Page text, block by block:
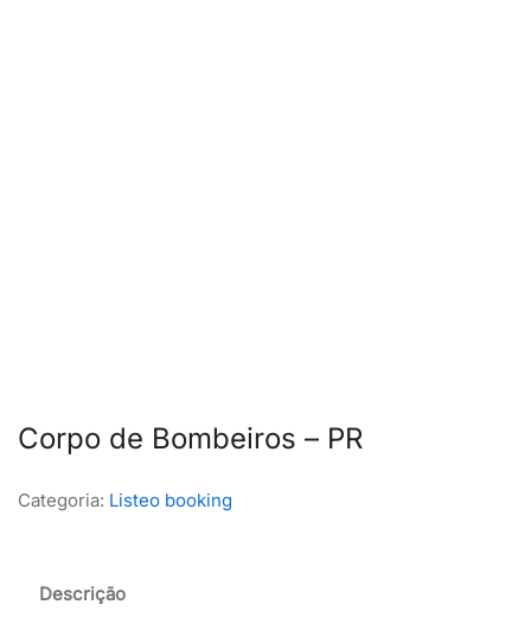
Corpo de Bombeiros – PR
Categoria: Listeo booking
Descrição